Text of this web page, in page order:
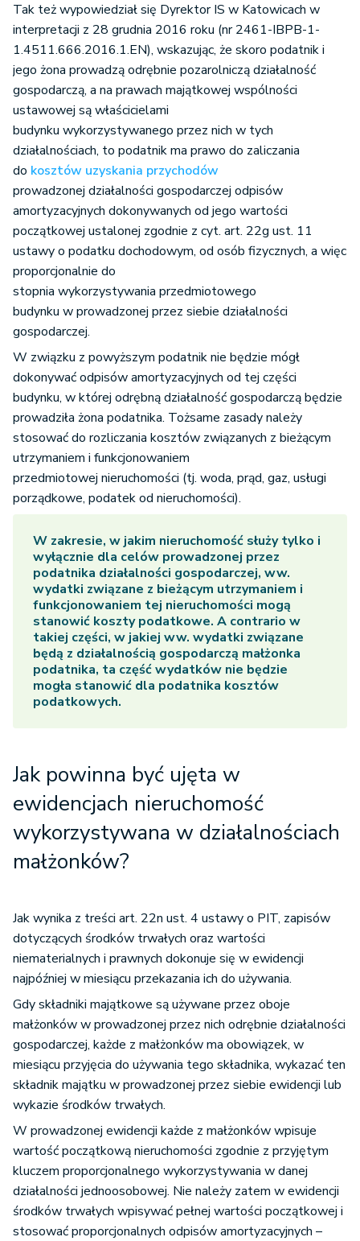
Tak też wypowiedział się Dyrektor IS w Katowicach w
interpretacji z 28 grudnia 2016 roku (nr 2461-IBPB-1-
1.4511.666.2016.1.EN), wskazując, że skoro podatnik i
jego żona prowadzą odrębnie pozarolniczą działalność
gospodarczą, a na prawach majątkowej wspólności
ustawowej są właścicielami
budynku wykorzystywanego przez nich w tych
działalnościach, to podatnik ma prawo do zaliczania
do kosztów uzyskania przychodów
prowadzonej działalności gospodarczej odpisów
amortyzacyjnych dokonywanych od jego wartości
początkowej ustalonej zgodnie z cyt. art. 22g ust. 11
ustawy o podatku dochodowym, od osób fizycznych, a więc
proporcjonalnie do
stopnia wykorzystywania przedmiotowego
budynku w prowadzonej przez siebie działalności
gospodarczej.
W związku z powyższym podatnik nie będzie mógł
dokonywać odpisów amortyzacyjnych od tej części
budynku, w której odrębną działalność gospodarczą będzie
prowadziła żona podatnika. Tożsame zasady należy
stosować do rozliczania kosztów związanych z bieżącym
utrzymaniem i funkcjonowaniem
przedmiotowej nieruchomości (tj. woda, prąd, gaz, usługi
porządkowe, podatek od nieruchomości).
W zakresie, w jakim nieruchomość służy tylko i
wyłącznie dla celów prowadzonej przez
podatnika działalności gospodarczej, ww.
wydatki związane z bieżącym utrzymaniem i
funkcjonowaniem tej nieruchomości mogą
stanowić koszty podatkowe. A contrario w
takiej części, w jakiej ww. wydatki związane
będą z działalnością gospodarczą małżonka
podatnika, ta część wydatków nie będzie
mogła stanowić dla podatnika kosztów
podatkowych.
Jak powinna być ujęta w
ewidencjach nieruchomość
wykorzystywana w działalnościach
małżonków?
Jak wynika z treści art. 22n ust. 4 ustawy o PIT, zapisów
dotyczących środków trwałych oraz wartości
niematerialnych i prawnych dokonuje się w ewidencji
najpóźniej w miesiącu przekazania ich do używania.
Gdy składniki majątkowe są używane przez oboje
małżonków w prowadzonej przez nich odrębnie działalności
gospodarczej, każde z małżonków ma obowiązek, w
miesiącu przyjęcia do używania tego składnika, wykazać ten
składnik majątku w prowadzonej przez siebie ewidencji lub
wykazie środków trwałych.
W prowadzonej ewidencji każde z małżonków wpisuje
wartość początkową nieruchomości zgodnie z przyjętym
kluczem proporcjonalnego wykorzystywania w danej
działalności jednoosobowej. Nie należy zatem w ewidencji
środków trwałych wpisywać pełnej wartości początkowej i
stosować proporcjonalnych odpisów amortyzacyjnych –